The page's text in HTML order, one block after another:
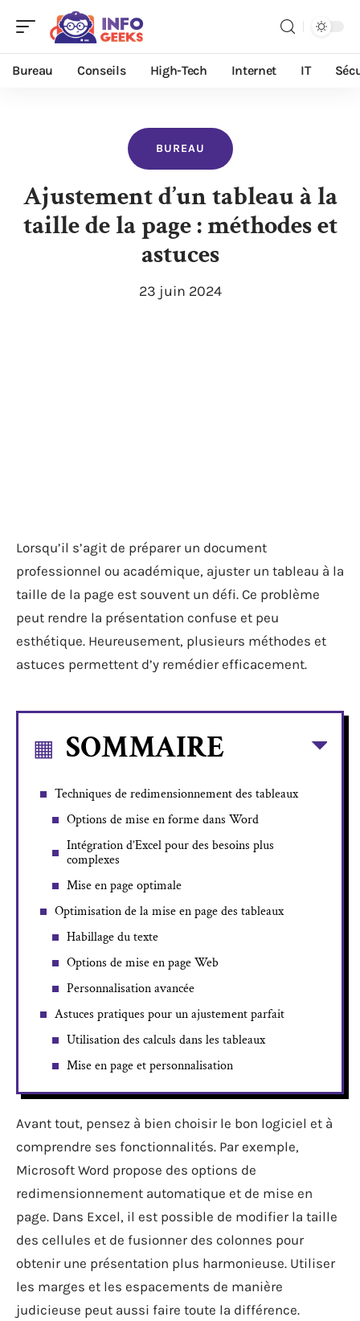
Bureau Conseils High-Tech Internet IT
BUREAU
Ajustement d’un tableau à la
taille de la page : méthodes et
astuces
23 juin 2024
Lorsqu’il s’agit de préparer un document
professionnel ou académique, ajuster un tableau à la
taille de la page est souvent un défi. Ce problème
peut rendre la présentation confuse et peu
esthétique. Heureusement, plusieurs méthodes et
astuces permettent d’y remédier efficacement.
SOMMAIRE
Techniques de redimensionnement des tableaux
Options de mise en forme dans Word
Intégration d’Excel pour des besoins plus
complexes
Mise en page optimale
Optimisation de la mise en page des tableaux
Habillage du texte
Options de mise en page Web
Personnalisation avancée
Astuces pratiques pour un ajustement parfait
Utilisation des calculs dans les tableaux
Mise en page et personnalisation
Avant tout, pensez à bien choisir le bon logiciel et à
comprendre ses fonctionnalités. Par exemple,
Microsoft Word propose des options de
redimensionnement automatique et de mise en
page. Dans Excel, il est possible de modifier la taille
des cellules et de fusionner des colonnes pour
obtenir une présentation plus harmonieuse. Utiliser
les marges et les espacements de manière
judicieuse peut aussi faire toute la différence.